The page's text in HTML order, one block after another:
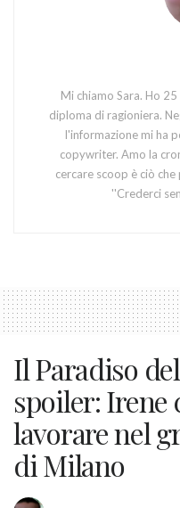
Mi chiamo Sara. Ho
diploma di ragioniera.
l'informazione mi ha
copywriter. Amo la
cercare scoop è ciò
''Crederci
Il Paradiso
spoiler: Irene
lavorare nel
di Milano